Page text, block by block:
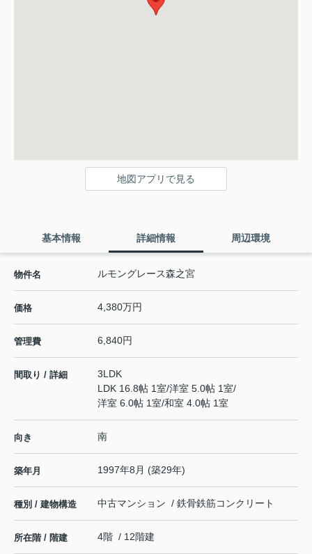
地図アプリで見る
基本情報 詳細情報 周辺環境
物件名 ルモングレース森之宮
価格 4,380万円
管理費 6,840円
間取り / 詳細
3LDK
LDK 16.8帖 1室/洋室 5.0帖 1室/
洋室 6.0帖 1室/和室 4.0帖 1室
向き 南
築年月 1997年8月 (築29年)
種別 / 建物構造 中古マンション / 鉄骨鉄筋コンクリート
所在階 / 階建 4階 / 12階建